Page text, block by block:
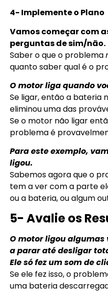
4- Implemente o Plano
Vamos começar com
perguntas de sim/não.
Saber o que o problema
quanto saber qual é o
O motor liga quando
Se ligar, então a bateria
eliminou uma das
Se o motor não ligar
problema é
Para este exemplo,
ligou.
Sabemos agora que o
tem a ver com a parte
ou a bateria, ou algum
5- Avalie os
O motor ligou algumas
a parar até desligar
Ele só fez um som de
Se ele fez isso, o
uma bateria